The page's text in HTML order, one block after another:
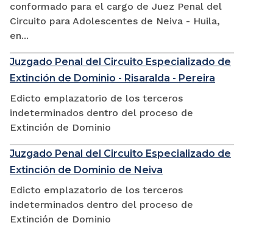
conformado para el cargo de Juez Penal del
Circuito para Adolescentes de Neiva - Huila,
en...
Juzgado Penal del Circuito Especializado de
Extinción de Dominio - Risaralda - Pereira
Edicto emplazatorio de los terceros
indeterminados dentro del proceso de
Extinción de Dominio
Juzgado Penal del Circuito Especializado de
Extinción de Dominio de Neiva
Edicto emplazatorio de los terceros
indeterminados dentro del proceso de
Extinción de Dominio